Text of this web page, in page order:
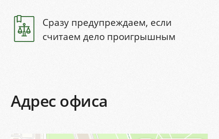
Сразу предупреждаем, если
считаем дело проигрышным
Адрес офиса